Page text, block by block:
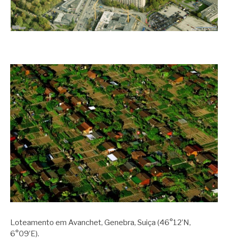
Loteamento em Avanchet, Genebra, Suiça (46°12’N,
6°09’E).